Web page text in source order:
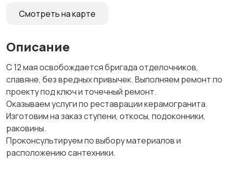
Смотреть на карте
Описание
С 12 мая освобождается бригада отделочников,
славяне, без вредных привычек. Выполняем ремонт по
проекту под ключ и точечный ремонт.
Оказываем услуги по реставрации керамогранита.
Изготовим на заказ ступени, откосы, подоконники,
раковины.
Проконсультируем по выбору материалов и
расположению сантехники.